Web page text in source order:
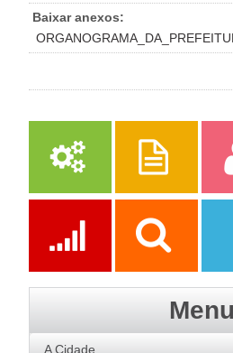
Baixar anexos:
Serviços Publicações
Menu
A Cidade